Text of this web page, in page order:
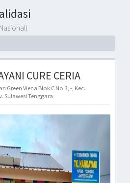
CURE CERIA
Green Viena Blok C No.3, -, Kec.
Sulawesi Tenggara